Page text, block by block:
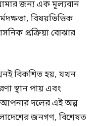
জন্য এক মূল্যবান
বিষয়ভিত্তিক
প্রক্রিয়া বোঝার
বিকশিত হয়, যখন
স্থান পায় এবং
আপনার দলের এই অল্প
জনগণ, বিশেষত